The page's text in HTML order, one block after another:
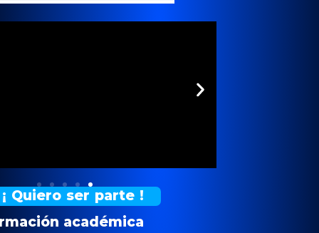
¡ Quiero ser parte !
académica